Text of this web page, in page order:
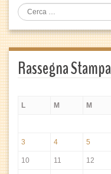
Rassegna Stampa
L
M M
3 4 5
10 11 12